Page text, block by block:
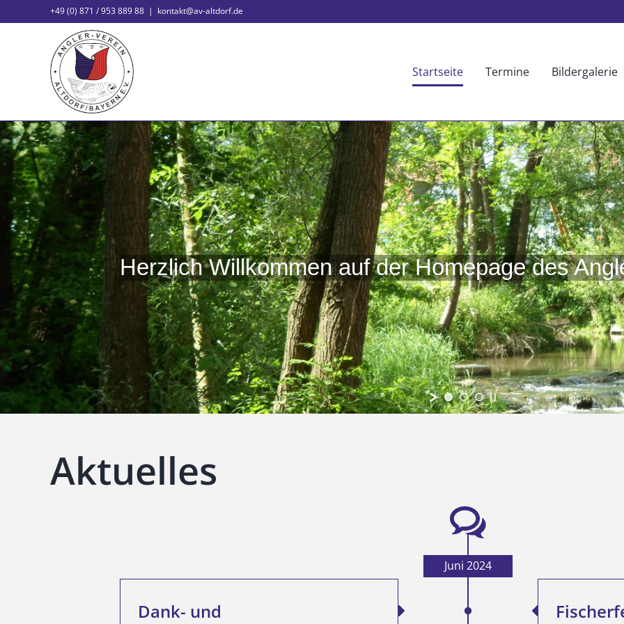
+49 (0) 871 / 953 889 88 | kontakt@av-altdorf.de
Startseite Termine Bildergalerie
Herzlich Willkommen auf der Homepage des
Aktuelles
Juni 2024
Dank- und